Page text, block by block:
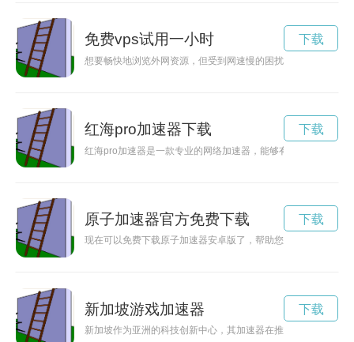
免费vps试用一小时
想要畅快地浏览外网资源，但受到网速慢的困扰？免费外网VP
下载
红海pro加速器下载
红海pro加速器是一款专业的网络加速器，能够有效提升网络连
下载
原子加速器官方免费下载
现在可以免费下载原子加速器安卓版了，帮助您轻松解决网络
下载
新加坡游戏加速器
新加坡作为亚洲的科技创新中心，其加速器在推动创新发展方
下载